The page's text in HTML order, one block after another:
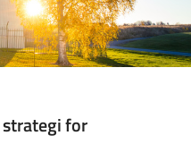
strategi for